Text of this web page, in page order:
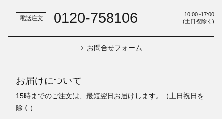
電話注文 0120-758106
10:00~17:00
(土日祝除く)
お問合せフォーム
お届けについて
15時までのご注文は、最短翌日お届けします。（土日祝日を
除く）